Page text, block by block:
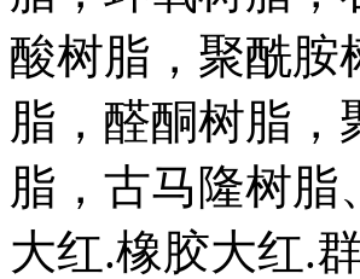
酸树脂，聚酰胺
脂，醛酮树脂
脂，古马隆树脂
大红.橡胶大红.